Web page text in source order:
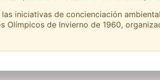
iniciativas de concienciación
Olímpicos de Invierno de 1960,